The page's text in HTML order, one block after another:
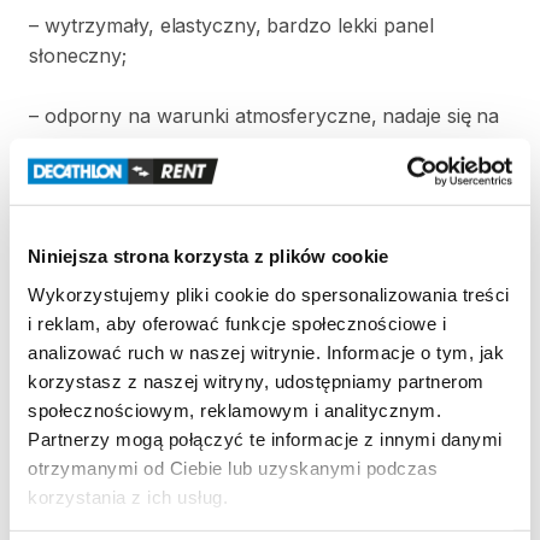
Niniejsza strona korzysta z plików cookie
Wykorzystujemy pliki cookie do spersonalizowania treści
i reklam, aby oferować funkcje społecznościowe i
analizować ruch w naszej witrynie. Informacje o tym, jak
korzystasz z naszej witryny, udostępniamy partnerom
społecznościowym, reklamowym i analitycznym.
Partnerzy mogą połączyć te informacje z innymi danymi
otrzymanymi od Ciebie lub uzyskanymi podczas
korzystania z ich usług.
– wytrzymały​,​ elastyczny​,​ bardzo lekki panel
słoneczny;
– odporny na warunki atmosferyczne​,​ nadaje się na
– możliwość ładowania urządzeń elektrycznych
– kompaktowy i lekki – zmieści się w każdym plecaku
,​ nie obciążając zbytnio użytkownika;
– regulowane podpórki zwiększające stabilność i
pomagające uzyskać optymalny kąt zbierania
słonecznej;
– duża ilość zaczepów